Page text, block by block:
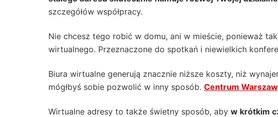
szczegółów współpracy.
Nie chcesz tego robić w domu, ani w mieście, ponieważ
wirtualnego. Przeznaczone do spotkań i niewielkich
Biura wirtualne generują znacznie niższe koszty, niż
mógłbyś sobie pozwolić w inny sposób. Centrum
Wirtualne adresy to także świetny sposób, aby w krótkim